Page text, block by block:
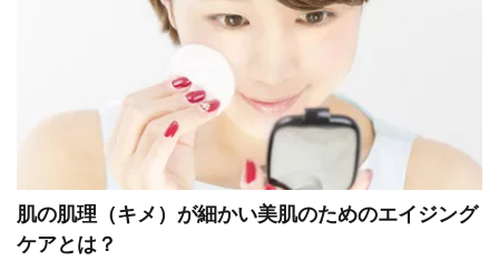
肌の肌理（キメ）が細かい美肌のためのエイジング
ケアとは？